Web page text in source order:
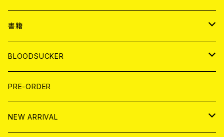
７EP
LP
WORLD
7EP
LP
JAPAN
T-shirt
HOOD
WORLD
T-shirt
HOOD
書籍
MAGAZINE
BOLLOCKS
EL ZINE
写真集 (PHOTOBOOK)
BLOODSUCKER
CD
アナログ
PRE-ORDER
NEW ARRIVAL